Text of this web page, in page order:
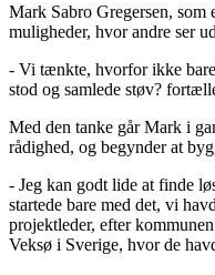
Mark Sabro Gregersen,
muligheder, hvor andre ser
- Vi tænkte, hvorfor ikke
stod og samlede støv?
Med den tanke går Mark i
rådighed, og begynder at
- Jeg kan godt lide at finde
startede bare med det, vi
projektleder, efter
Veksø i Sverige, hvor de